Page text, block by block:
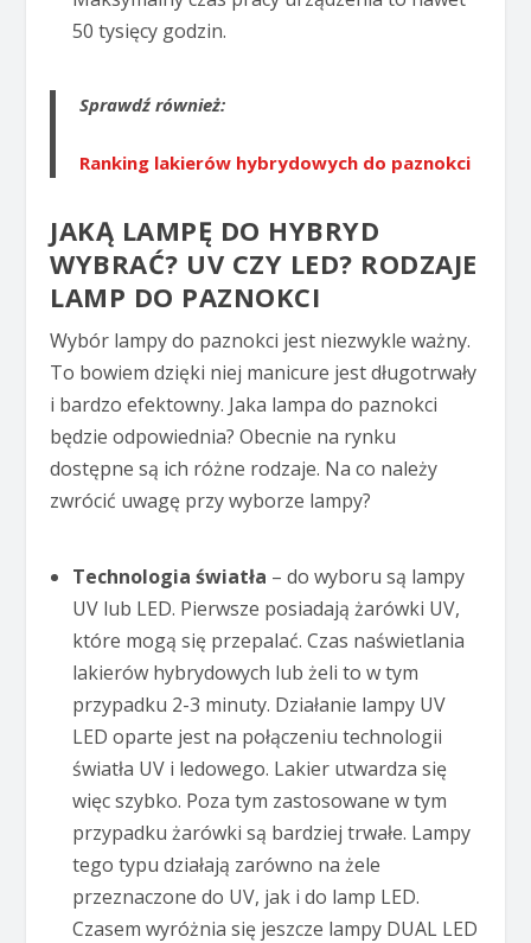
50 tysięcy godzin.
Sprawdź również:
Ranking lakierów hybrydowych do paznokci
JAKĄ LAMPĘ DO HYBRYD
WYBRAĆ? UV CZY LED? RODZAJE
LAMP DO PAZNOKCI
Wybór lampy do paznokci jest niezwykle ważny.
To bowiem dzięki niej manicure jest długotrwały
i bardzo efektowny. Jaka lampa do paznokci
będzie odpowiednia? Obecnie na rynku
dostępne są ich różne rodzaje. Na co należy
zwrócić uwagę przy wyborze lampy?
Technologia światła – do wyboru są lampy
UV lub LED. Pierwsze posiadają żarówki UV,
które mogą się przepalać. Czas naświetlania
lakierów hybrydowych lub żeli to w tym
przypadku 2-3 minuty. Działanie lampy UV
LED oparte jest na połączeniu technologii
światła UV i ledowego. Lakier utwardza się
więc szybko. Poza tym zastosowane w tym
przypadku żarówki są bardziej trwałe. Lampy
tego typu działają zarówno na żele
przeznaczone do UV, jak i do lamp LED.
Czasem wyróżnia się jeszcze lampy DUAL LED